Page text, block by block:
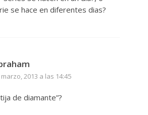
se hace en diferentes dias?
2013 a las 14:45
de diamante”?